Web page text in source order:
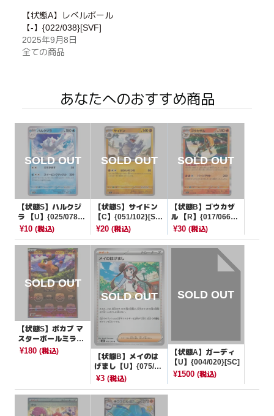
【状態A】レベルボール
【-】{022/038}[SVF]
2025年9月8日
全ての商品
あなたへのおすすめ商品
【状態S】ハルクジ
ラ 【U】{025/078}
[SV1V]
¥10 (税込)
【状態S】サイドン
【C】{051/102}[SV
7]
¥20(税込)
【状態B】ゴウカザ
ル 【R】{017/066}
[SV5a]
¥30 (税込)
【状態S】ポカブ マ
スターボールミラー
【C】{011/086}[SV1
¥180 (税込)
【状態B】メイのは
げまし【U】{075/08
0}[M3]
¥3(税込)
【状態A】ガーディ
【U】{004/020}[SC]
¥1500 (税込)